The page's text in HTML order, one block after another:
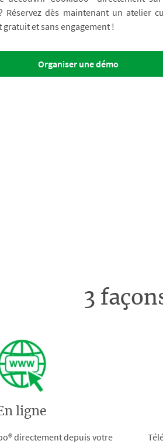
Réservez dès maintenant un atelier
gratuit et sans engagement !
Organiser une démo
3
En ligne
directement depuis votre